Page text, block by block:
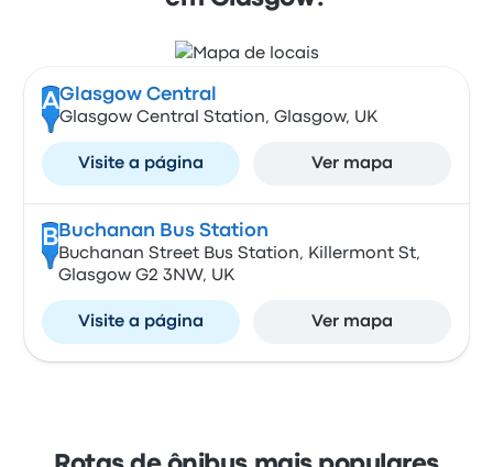
AGlasgow Central
Glasgow Central Station, Glasgow, UK
Visite a página Ver mapa
B Buchanan Bus Station
Buchanan Street Bus Station, Killermont St,
Glasgow G2 3NW, UK
Visite a página Ver mapa